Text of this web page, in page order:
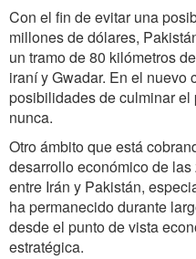
Con el fin de evitar una
millones de dólares,
un tramo de 80 kilómetros
iraní y Gwadar. En el nuevo
posibilidades de culminar
nunca.
Otro ámbito que está
desarrollo económico de
entre Irán y Pakistán,
ha permanecido durante
desde el punto de vista
estratégica.